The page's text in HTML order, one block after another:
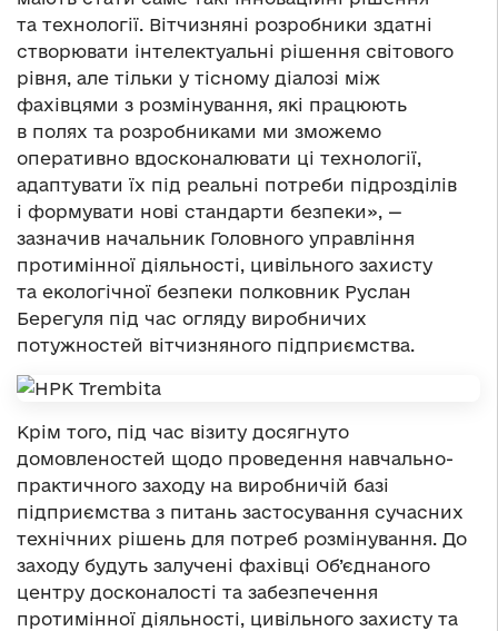
та технології. Вітчизняні розробники здатні
створювати інтелектуальні рішення світового
рівня, але тільки у тісному діалозі між
фахівцями з розмінування, які працюють
в полях та розробниками ми зможемо
оперативно вдосконалювати ці технології,
адаптувати їх під реальні потреби підрозділів
і формувати нові стандарти безпеки», —
зазначив начальник Головного управління
протимінної діяльності, цивільного захисту
та екологічної безпеки полковник Руслан
Берегуля під час огляду виробничих
потужностей вітчизняного підприємства.
Крім того, під час візиту досягнуто
домовленостей щодо проведення навчально-
практичного заходу на виробничій базі
підприємства з питань застосування сучасних
технічних рішень для потреб розмінування. До
заходу будуть залучені фахівці Об’єднаного
центру досконалості та забезпечення
протимінної діяльності, цивільного захисту та